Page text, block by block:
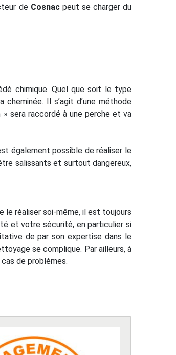
de Cosnacpeut se charger du
chimique. Quel que soit le type
Il s’agit d’une méthode
sera raccordé à une perche et va
également possible de réaliser le
salissants et surtout dangereux,
le réaliser soi-même, il est toujours
et votre sécurité, en particulier si
de par son expertise dans le
se complique. Par ailleurs, à
de problèmes.